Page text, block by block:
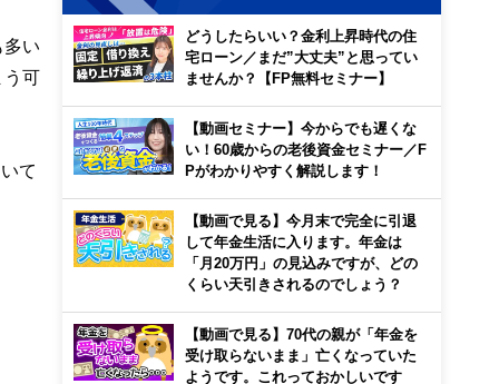
多い
う可
て
どうしたらいい？金利上昇時代の住
宅ローン／まだ”大丈夫”と思ってい
ませんか？【FP無料セミナー】
【動画セミナー】今からでも遅くな
い！60歳からの老後資金セミナー／F
Pがわかりやすく解説します！
【動画で見る】今月末で完全に引退
して年金生活に入ります。年金は
「月20万円」の見込みですが、どの
くらい天引きされるのでしょう？
【動画で見る】70代の親が「年金を
受け取らないまま」亡くなっていた
ようです。これっておかしいです